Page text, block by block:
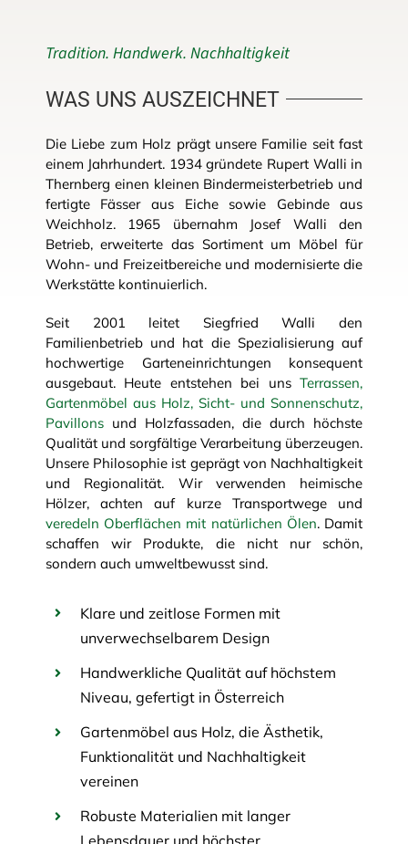
Tradition. Handwerk. Nachhaltigkeit
WAS UNS AUSZEICHNET
Die Liebe zum Holz prägt unsere Familie seit fast
einem Jahrhundert. 1934 gründete Rupert Walli in
Thernberg einen kleinen Bindermeisterbetrieb und
fertigte Fässer aus Eiche sowie Gebinde aus
Weichholz. 1965 übernahm Josef Walli den
Betrieb, erweiterte das Sortiment um Möbel für
Wohn- und Freizeitbereiche und modernisierte die
Werkstätte kontinuierlich.
Seit 2001 leitet Siegfried Walli den
Familienbetrieb und hat die Spezialisierung auf
hochwertige Garteneinrichtungen konsequent
ausgebaut. Heute entstehen bei unsTerrassen,
Gartenmöbel aus Holz, Sicht- und Sonnenschutz,
Pavillonsund Holzfassaden, die durch höchste
Qualität und sorgfältige Verarbeitung überzeugen.
Unsere Philosophie ist geprägt von Nachhaltigkeit
und Regionalität. Wir verwenden heimische
Hölzer, achten auf kurze Transportwege und
veredeln Oberflächen mit natürlichen Ölen. Damit
schaffen wir Produkte, die nicht nur schön,
sondern auch umweltbewusst sind.
Klare und zeitlose Formen mit
unverwechselbarem Design
Handwerkliche Qualität auf höchstem
Niveau, gefertigt in Österreich
Gartenmöbel aus Holz, die Ästhetik,
Funktionalität und Nachhaltigkeit
vereinen
Robuste Materialien mit langer